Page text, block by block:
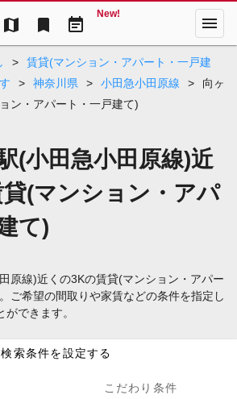
map bookmark event_note
New! menu
>
賃貸(マンション・アパート・一戸建
> 神奈川県 > 小田急小田原線 >
向ヶ
ン・アパート・一戸建て)
(小田急小田原線)近
(マンション・アパ
て)
原線)近くの3Kの賃貸(マンション・アパー
ご希望の間取りや家賃などの条件を指定し
できます。
検索条件を設定する
こだわり条件